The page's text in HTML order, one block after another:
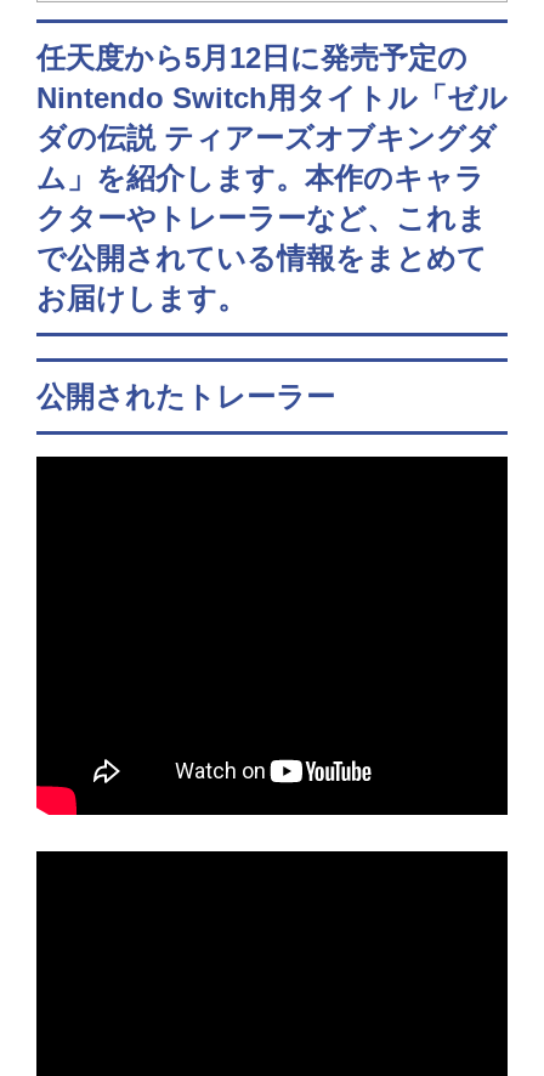
任天度から5月12日に発売予定の
Nintendo Switch用タイトル「ゼル
ダの伝説 ティアーズオブキングダ
ム」を紹介します。本作のキャラ
クターやトレーラーなど、これま
で公開されている情報をまとめて
お届けします。
公開されたトレーラー